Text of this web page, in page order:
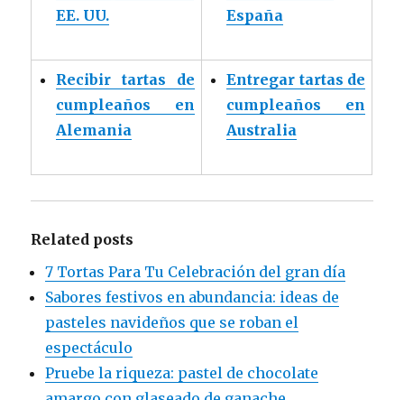
EE. UU.
España
Recibir tartas de
cumpleaños en
Alemania
Entregar tartas de
cumpleaños en
Australia
Related posts
7 Tortas Para Tu Celebración del gran día
Sabores festivos en abundancia: ideas de
pasteles navideños que se roban el
espectáculo
Pruebe la riqueza: pastel de chocolate